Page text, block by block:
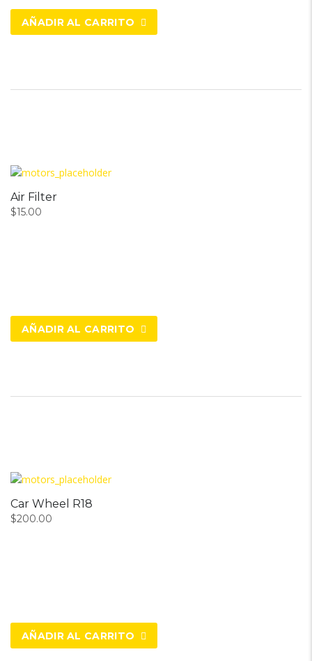
AÑADIR AL CARRITO
Air Filter
$15.00
AÑADIR AL CARRITO
Car Wheel R18
$200.00
AÑADIR AL CARRITO